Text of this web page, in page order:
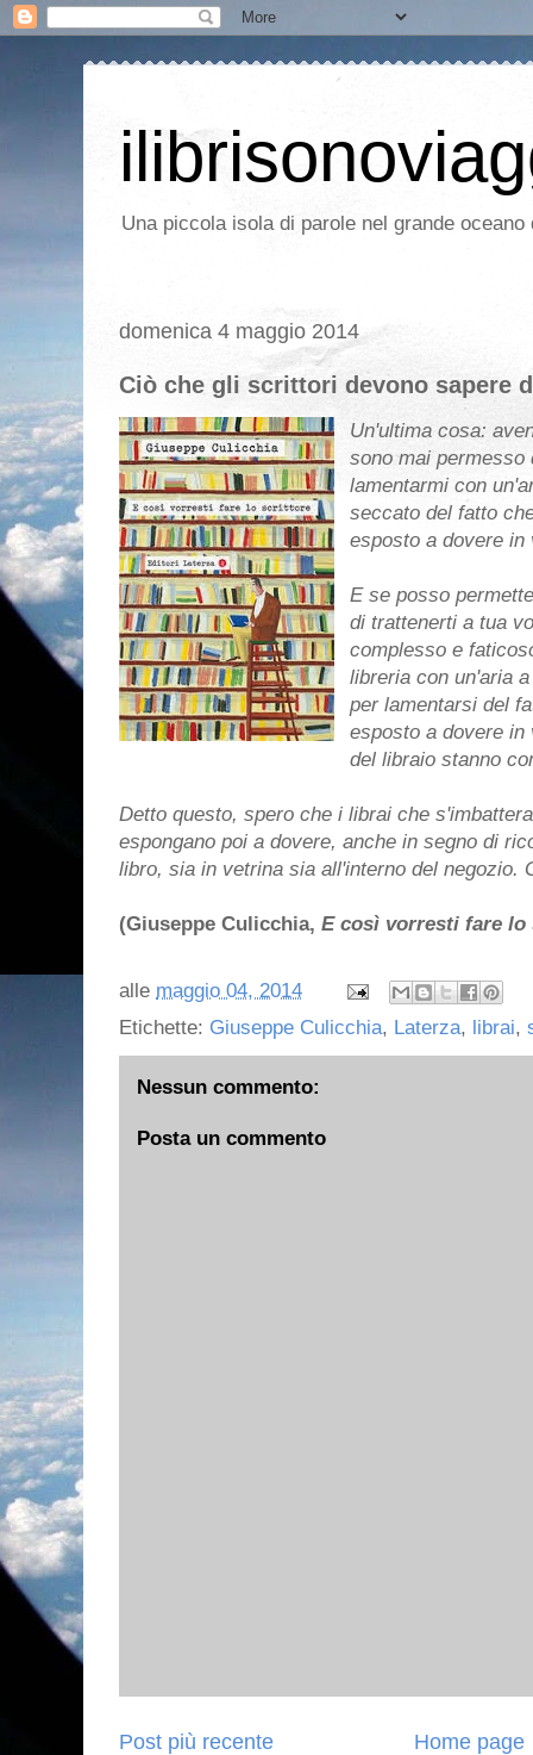
Una piccola isola di parole nel grande
domenica 4 maggio 2014
Ciò che gli scrittori devono sapere
Un'ultima cosa:
sono mai permesso
lamentarmi con
seccato del fatto
esposto a dovere in
E se posso
di trattenerti a tua
complesso e
libreria con un'aria
per lamentarsi del
esposto a dovere in
del libraio stanno
Detto questo, spero che i librai che
espongano poi a dovere, anche in segno di
libro, sia in vetrina sia all'interno del negozio.
(Giuseppe Culicchia, E così vorresti fare
alle maggio 04, 2014
Etichette: Giuseppe Culicchia, Laterza, librai,
Nessun commento:
Posta un commento
Post più recente Home page